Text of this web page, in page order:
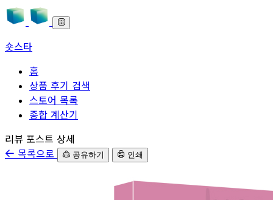
숏스타
홈
상품 후기 검색
스토어 목록
종합 계산기
본문으로 바로가기
리뷰 포스트 상세
목록으로
공유하기 인쇄